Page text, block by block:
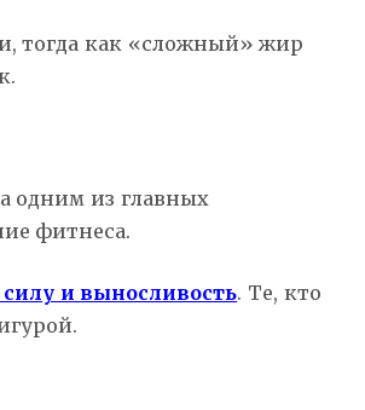
тогда как «сложный» жир
одним из главных
фитнеса.
и выносливость. Те, кто